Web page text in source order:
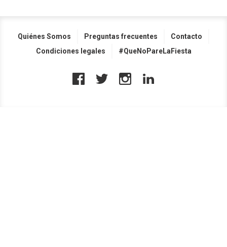
Quiénes Somos Preguntas frecuentes
Contacto
Condiciones legales
#QueNoPareLaFiesta